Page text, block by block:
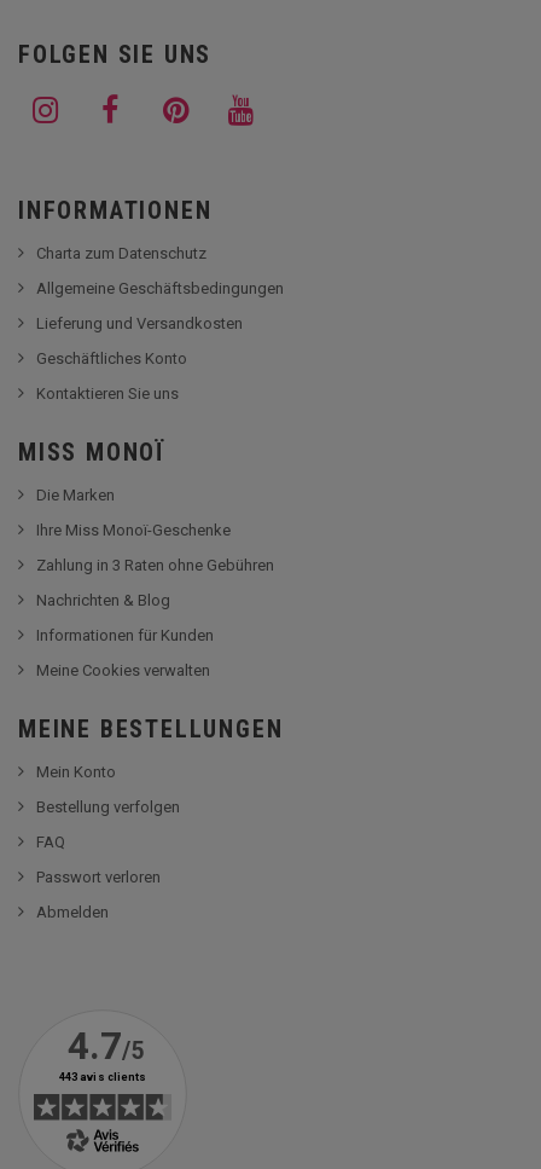
FOLGEN SIE UNS
INFORMATIONEN
Charta zum Datenschutz
Allgemeine Geschäftsbedingungen
Lieferung und Versandkosten
Geschäftliches Konto
Kontaktieren Sie uns
MISS MONOÏ
Die Marken
Ihre Miss Monoï-Geschenke
Zahlung in 3 Raten ohne Gebühren
Nachrichten & Blog
Informationen für Kunden
Meine Cookies verwalten
MEINE BESTELLUNGEN
Mein Konto
Bestellung verfolgen
FAQ
Passwort verloren
Abmelden